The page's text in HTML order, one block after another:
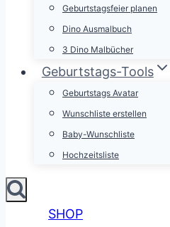
Geburtstagsfeier planen
Dino Ausmalbuch
3 Dino Malbücher
Geburtstags-Tools
Geburtstags Avatar
Wunschliste erstellen
Baby-Wunschliste
Hochzeitsliste
SHOP